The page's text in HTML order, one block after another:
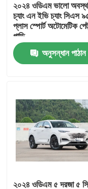
মান নিয়ন্ত্রণ
আমাদের সাথে যোগাযোগ
উদ্ধৃতির জন্য আবেদন
বৈদ্যুতিক যানবাহন গাড়ি
পেট্রোলের গাড়ি
২০২৪ ওডিএম ভালো
চ্যাং এন ইভি চ্যাং সিএস
প্লাস স্পোর্ট অটোমেটিক
গাড়ি
অনুসন্ধান পাঠান
২০২৪ ওডিএম ৫ দরজা ৫